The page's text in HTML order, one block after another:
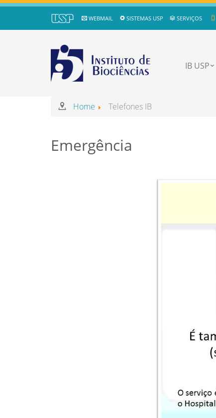
WEBMAIL SISTEMAS USP SERVIÇOS
IB USP
Home Telefones IB
Emergência